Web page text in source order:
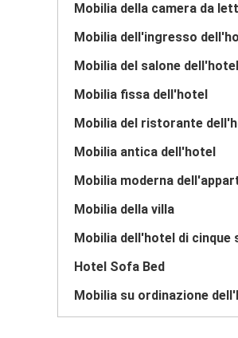
Mobilia dell'ingresso
Mobilia del salone dell'hotel
Mobilia fissa dell'hotel
Mobilia del ristorante
Mobilia antica dell'hotel
Mobilia della villa
Mobilia dell'hotel di cinque
Hotel Sofa Bed
Mobilia su ordinazione